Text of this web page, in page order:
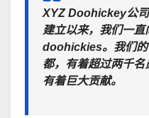
XYZ Doohickey公
建立以来，我们一
doohickies。我们的
都，有着超过两千
有着巨大贡献。